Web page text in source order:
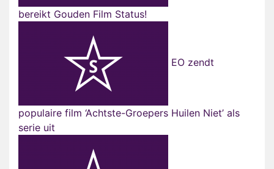
bereikt Gouden Film Status!
EO zendt
populaire film ‘Achtste-Groepers Huilen Niet’ als
serie uit